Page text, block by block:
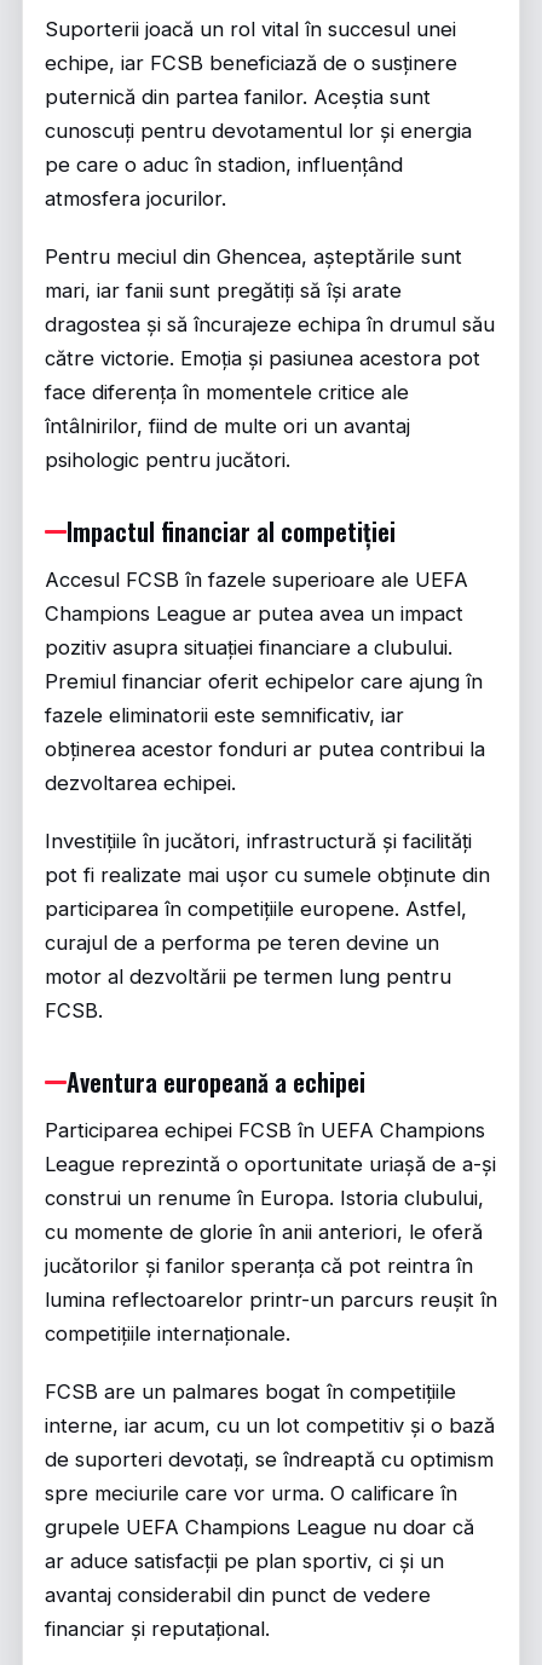
Suporterii joacă un rol vital în succesul unei
echipe, iar FCSB beneficiază de o susținere
puternică din partea fanilor. Aceștia sunt
cunoscuți pentru devotamentul lor și energia
pe care o aduc în stadion, influențând
atmosfera jocurilor.
Pentru meciul din Ghencea, așteptările sunt
mari, iar fanii sunt pregătiți să își arate
dragostea și să încurajeze echipa în drumul său
către victorie. Emoția și pasiunea acestora pot
face diferența în momentele critice ale
întâlnirilor, fiind de multe ori un avantaj
psihologic pentru jucători.
Impactul financiar al competiției
Accesul FCSB în fazele superioare ale UEFA
Champions League ar putea avea un impact
pozitiv asupra situației financiare a clubului.
Premiul financiar oferit echipelor care ajung în
fazele eliminatorii este semnificativ, iar
obținerea acestor fonduri ar putea contribui la
dezvoltarea echipei.
Investițiile în jucători, infrastructură și facilități
pot fi realizate mai ușor cu sumele obținute din
participarea în competițiile europene. Astfel,
curajul de a performa pe teren devine un
motor al dezvoltării pe termen lung pentru
FCSB.
Aventura europeană a echipei
Participarea echipei FCSB în UEFA Champions
League reprezintă o oportunitate uriașă de a-și
construi un renume în Europa. Istoria clubului,
cu momente de glorie în anii anteriori, le oferă
jucătorilor și fanilor speranța că pot reintra în
lumina reflectoarelor printr-un parcurs reușit în
competițiile internaționale.
FCSB are un palmares bogat în competițiile
interne, iar acum, cu un lot competitiv și o bază
de suporteri devotați, se îndreaptă cu optimism
spre meciurile care vor urma. O calificare în
grupele UEFA Champions League nu doar că
ar aduce satisfacții pe plan sportiv, ci și un
avantaj considerabil din punct de vedere
financiar și reputațional.